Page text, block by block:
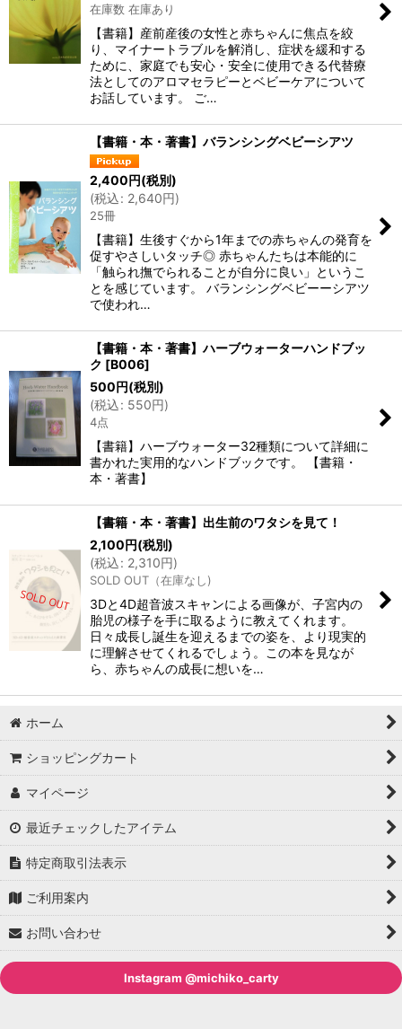
在庫数 在庫あり
【書籍】産前産後の女性と赤ちゃんに焦点を絞
り、マイナートラブルを解消し、症状を緩和する
ために、家庭でも安心・安全に使用できる代替療
法としてのアロマセラピーとベビーケアについて
お話しています。 ご…
【書籍・本・著書】バランシングベビーシアツ
2,400円(税別)
(税込: 2,640円)
25冊
【書籍】生後すぐから1年までの赤ちゃんの発育を
促すやさしいタッチ◎ 赤ちゃんたちは本能的に
「触られ撫でられることが自分に良い」というこ
とを感じています。 バランシングベビーーシアツ
で使われ…
【書籍・本・著書】ハーブウォーターハンドブッ
ク [B006]
500円(税別)
(税込: 550円)
4点
【書籍】ハーブウォーター32種類について詳細に
書かれた実用的なハンドブックです。 【書籍・
本・著書】
【書籍・本・著書】出生前のワタシを見て！
2,100円(税別)
(税込: 2,310円)
SOLD OUT（在庫なし)
3Dと4D超音波スキャンによる画像が、子宮内の
胎児の様子を手に取るように教えてくれます。
日々成長し誕生を迎えるまでの姿を、より現実的
に理解させてくれるでしょう。この本を見なが
ら、赤ちゃんの成長に想いを…
ホーム
ショッピングカート
マイページ
最近チェックしたアイテム
特定商取引法表示
ご利用案内
お問い合わせ
Instagram @michiko_carty